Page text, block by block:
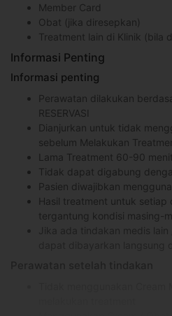
Member Card
Obat (jika diresepkan)
Treatment lain di Klinik (bila
Informasi Penting
Informasi penting
Perawatan dilakukan
RESERVASI
Dianjurkan untuk tidak
sebelum Melakukan
Lama Treatment 60-90 menit
Tidak dapat digabung
Pasien diwajibkan
Hasil treatment untuk setiap
tergantung kondisi masing-
Jika ada tindakan medis